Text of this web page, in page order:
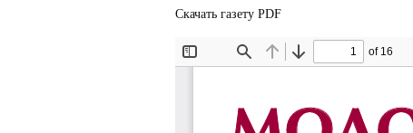
Скачать газету PDF